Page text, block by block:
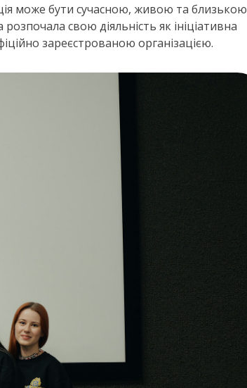
може бути сучасною, живою та близькою
свою діяльність як ініціативна
зареєстрованою організацією.